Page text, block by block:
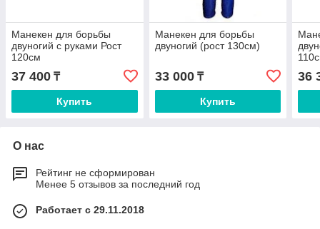
Манекен для борьбы
двуногий с руками Рост
120см
37 400 ₸
Купить
Манекен для борьбы
двуногий (рост 130см)
33 000₸
Купить
36
О нас
Рейтинг не сформирован
Менее 5 отзывов за последний год
Работает с 29.11.2018